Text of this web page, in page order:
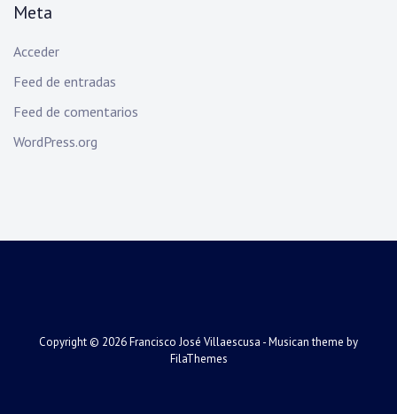
Meta
Acceder
Feed de entradas
Feed de comentarios
WordPress.org
Copyright © 2026Francisco José Villaescusa - Musican theme by
FilaThemes